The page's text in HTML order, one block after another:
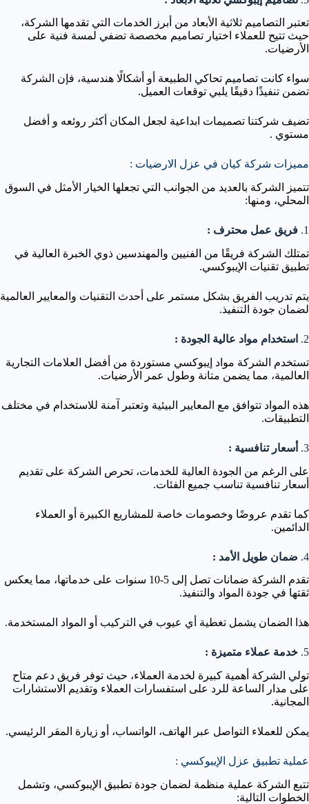
تعتبر التصاميم ثلاثية الأبعاد من أبرز الخدمات التي تقدمها الشركة،
حيث تتيح للعملاء اختيار تصاميم مخصصة تضفي لمسة فنية على
الأرضيات.
سواء كانت تصاميم تحاكي الطبيعة أو أشكالًا هندسية، فإن الشركة
تضمن تنفيذًا دقيقًا يلبي توقعات العميل.
تضيف شركتنا تصميمات ابداعية لجعل المكان أكثر روئعه و أفضل
مستوي .
مميزات شركة كيان في عزل الارضيات :
تتميز الشركة بالعديد من الجوانب التي تجعلها الخيار الأمثل في السوق
المحلي، ومنها:
1. فريق عمل محترف :
تمتلك الشركة فريقًا من الفنيين والمهندسين ذوي الخبرة العالية في
تطبيق تقنيات الإيبوكسي.
يتم تدريب الفريق بشكل مستمر على أحدث التقنيات والمعايير العالمية
لضمان جودة التنفيذ.
2.
استخدام مواد عالية الجودة :
تستخدم الشركة مواد إيبوكسي مستوردة من أفضل العلامات التجارية
العالمية، مما يضمن متانة وطول عمر الأرضيات.
هذه المواد تتوافق مع المعايير البيئية وتعتبر آمنة للاستخدام في مختلف
التطبيقات.
3.
أسعار تنافسية :
على الرغم من الجودة العالية للخدمات، تحرص الشركة على تقديم
أسعار تنافسية تناسب جميع الفئات.
كما تقدم عروضًا وخصومات خاصة للمشاريع الكبيرة أو العملاء
الدائمين.
4. ضمان طويل الأمد :
تقدم الشركة ضمانات تصل إلى 5-10 سنوات على خدماتها، مما يعكس
ثقتها في جودة المواد والتنفيذ.
هذا الضمان يشمل تغطية أي عيوب في التركيب أو المواد المستخدمة.
5. خدمة عملاء متميزة :
تولي الشركة أهمية كبيرة لخدمة العملاء، حيث توفر فريق دعم متاح
على مدار الساعة للرد على استفسارات العملاء وتقديم الاستشارات
المجانية.
يمكن للعملاء التواصل عبر الهاتف، الواتساب، أو زيارة المقر الرئيسي.
عملية تطبيق عزل الإيبوكسي :
تتبع الشركة عملية منظمة لضمان جودة تطبيق الإيبوكسي، وتشمل
الخطوات التالية: